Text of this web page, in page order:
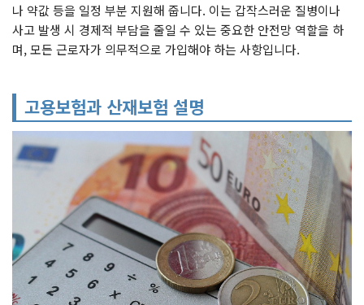
나 약값 등을 일정 부분 지원해 줍니다. 이는 갑작스러운 질병이나
사고 발생 시 경제적 부담을 줄일 수 있는 중요한 안전망 역할을 하
며, 모든 근로자가 의무적으로 가입해야 하는 사항입니다.
고용보험과 산재보험 설명